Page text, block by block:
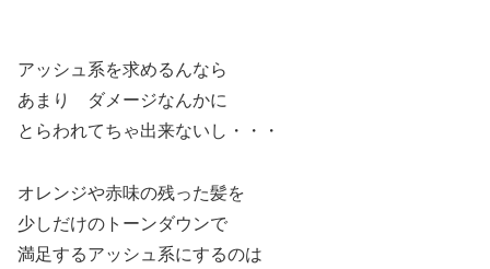
アッシュ系を求めるんなら
あまり ダメージなんかに
とらわれてちゃ出来ないし・・・
オレンジや赤味の残った髪を
少しだけのトーンダウンで
満足するアッシュ系にするのは